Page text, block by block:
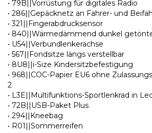
• 79B||Vorrüstung für digitales Radio
• 286||Gepäcknetz an Fahrer- und
• 321||Fingerabdrucksensor
• 840||Wärmedämmend dunkel
• U54||Verbundlenkerachse
• 567||Fondsitze längs verstellbar
• 8U8||i-Size Kindersitzbefestigung
• 968||COC-Papier EU6 ohne
2
• L3E||Multifunktions-Sportlenkrad in
• 72B||USB-Paket Plus
• 294||Kneebag
• R01||Sommerreifen